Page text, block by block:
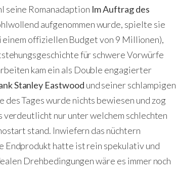
seine Romanadaption Im Auftrag des
aufgenommen wurde, spielte sie
offiziellen Budget von 9 Millionen),
für schwere Vorwürfe
kam ein als Double engagierter
Stanley Eastwood und seiner schlampigen
Tages wurde nichts bewiesen und zog
verdeutlicht nur unter welchem schlechten
stand. Inwiefern das nüchtern
Endprodukt hatte ist rein spekulativ und
Drehbedingungen wäre es immer noch